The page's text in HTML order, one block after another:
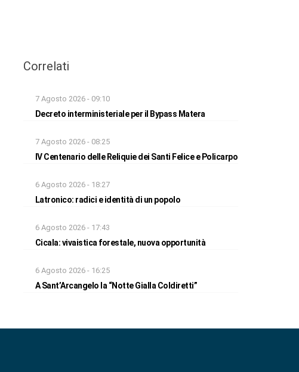
Correlati
7 Agosto 2026 - 09:10
Decreto interministeriale per il Bypass Matera
7 Agosto 2026 - 08:25
IV Centenario delle Reliquie dei Santi Felice e Policarpo
6 Agosto 2026 - 18:27
Latronico: radici e identità di un popolo
6 Agosto 2026 - 17:43
Cicala: vivaistica forestale, nuova opportunità
6 Agosto 2026 - 16:25
A Sant’Arcangelo la “Notte Gialla Coldiretti”